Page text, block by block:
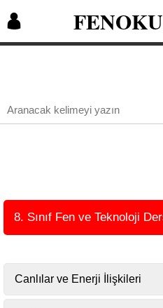
8. Sınıf Fen ve Teknoloji
Canlılar ve Enerji İlişkileri